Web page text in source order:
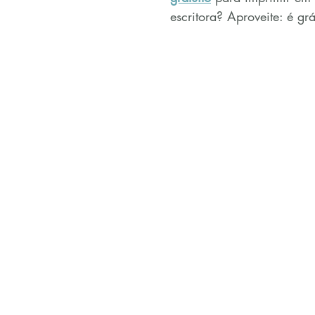
escritora? Aproveite: é